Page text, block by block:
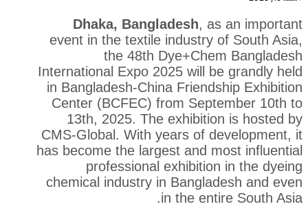
Dhaka, Bangladesh,
event in the textile
the 48th
International Expo 2025 will
in Bangladesh-China
Center (BCFEC) from
13th, 2025. The
CMS-Global. With years of
has become the largest and
professional
chemical industry in
in the